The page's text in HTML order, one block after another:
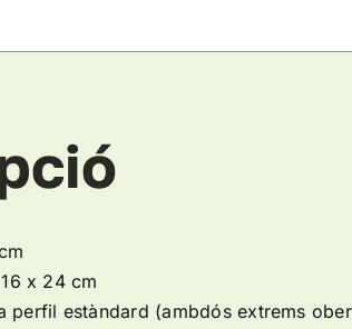
x 24 cm
perfil estàndard (ambdós extrems